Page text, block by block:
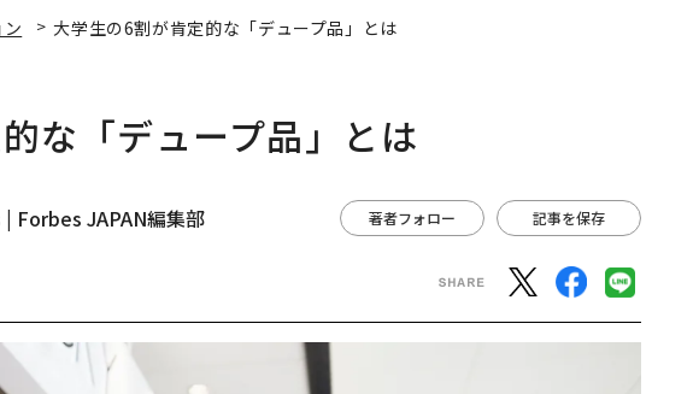
大学生の6割が肯定的な「デュープ品」とは
な「デュープ品」とは
Forbes JAPAN編集部 著者フォロー 記事を保存